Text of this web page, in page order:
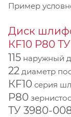
Пример
Диск
КF10 P80
115 наружный
22 диаметр
КF10 серия
P80
ТУ 3980-